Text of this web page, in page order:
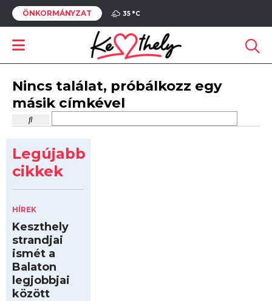
ÖNKORMÁNYZAT 35 °C
Nincs találat, próbálkozz egy
másik címkével
Legújabb
cikkek
HÍREK
Keszthely
strandjai
ismét a
Balaton
legjobbjai
között